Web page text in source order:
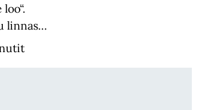
linnas…